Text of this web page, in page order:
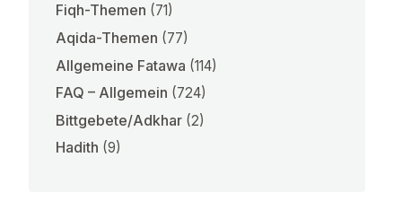
Fiqh-Themen (71)
Aqida-Themen (77)
Allgemeine Fatawa (114)
FAQ – Allgemein (724)
Bittgebete/Adkhar (2)
Hadith (9)